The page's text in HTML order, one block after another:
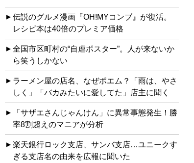
伝説のグルメ漫画『OH!MYコンブ』が復活。
レシピ本は40倍のプレミア価格
全国市区町村の“自虐ポスター”。人が来ないか
ら笑うしかない
ラーメン屋の店名、なぜポエム？「雨は、やさ
しく」「バカみたいに愛してた」店主に聞く
「サザエさんじゃんけん」に異常事態発生！勝
率8割超えのマニアが分析
楽天銀行ロック支店、サンバ支店…ユニークす
ぎる支店名の由来を広報に聞いた